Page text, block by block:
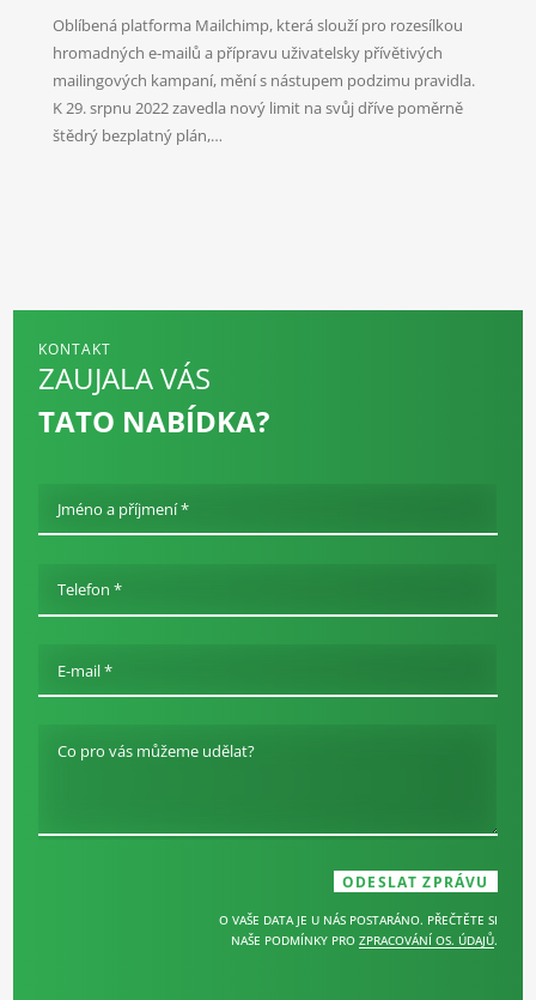
Oblíbená platforma Mailchimp, která slouží pro rozesílkou
hromadných e-mailů a přípravu uživatelsky přívětivých
mailingových kampaní, mění s nástupem podzimu pravidla.
K 29. srpnu 2022 zavedla nový limit na svůj dříve poměrně
štědrý bezplatný plán,…
KONTAKT
ZAUJALA VÁS
TATO NABÍDKA?
Jméno a příjmení *
Telefon *
E-mail *
Co pro vás můžeme udělat?
O VAŠE DATA JE U NÁS POSTARÁNO. PŘEČTĚTE SI
NAŠE PODMÍNKY PRO ZPRACOVÁNÍ OS. ÚDAJŮ.